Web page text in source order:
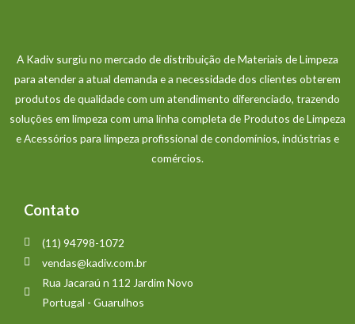
A Kadiv surgiu no mercado de distribuição de Materiais de Limpeza
para atender a atual demanda e a necessidade dos clientes obterem
produtos de qualidade com um atendimento diferenciado, trazendo
soluções em limpeza com uma linha completa de Produtos de Limpeza
e Acessórios para limpeza profissional de condomínios, indústrias e
comércios.
Contato
(11) 94798-1072
vendas@kadiv.com.br
Rua Jacaraú n 112 Jardim Novo
Portugal - Guarulhos